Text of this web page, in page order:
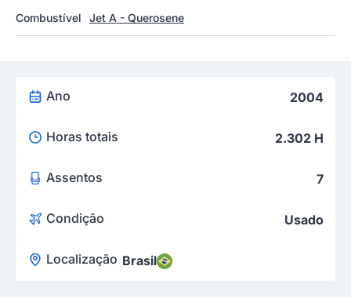
Combustível
Jet A - Querosene
Ano 2004
Horas totais 2.302 H
Assentos 7
Condição Usado
Localização Brasil